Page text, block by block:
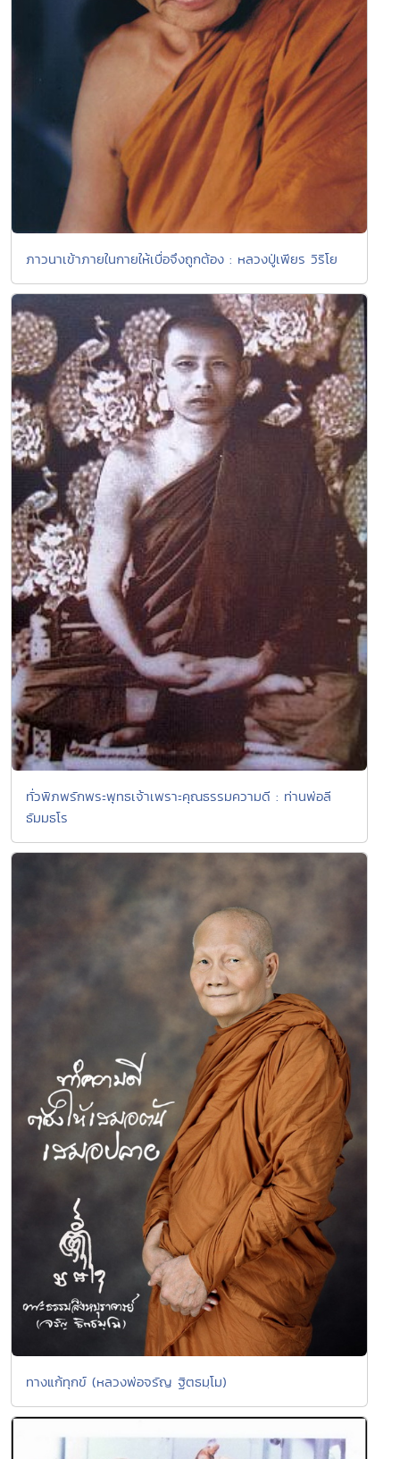
ภาวนาเข้าภายในกายให้เบื่อจึงถูกต้อง : หลวงปู่เพียร วิริโย
ทั่วพิภพรักพระพุทธเจ้าเพราะคุณธรรมความดี : ท่านพ่อลี
ธัมมธโร
ทางแก้ทุกข์ (หลวงพ่อจรัญ ฐิตธมฺโม)